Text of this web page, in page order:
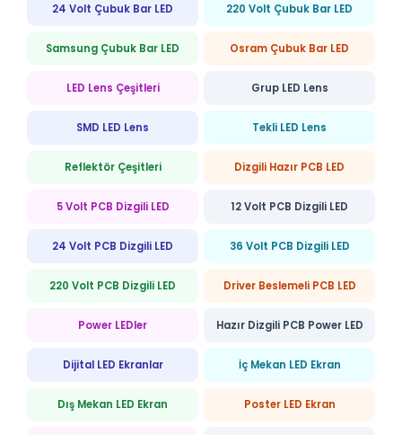
24 Volt Çubuk Bar LED 220 Volt Çubuk Bar LED
Samsung Çubuk Bar LED Osram Çubuk Bar LED
LED Lens Çeşitleri Grup LED Lens
SMD LED Lens Tekli LED Lens
Reflektör Çeşitleri Dizgili Hazır PCB LED
5 Volt PCB Dizgili LED 12 Volt PCB Dizgili LED
24 Volt PCB Dizgili LED 36 Volt PCB Dizgili LED
220 Volt PCB Dizgili LED Driver Beslemeli PCB LED
Power LEDler Hazır Dizgili PCB Power LED
Dijital LED Ekranlar İç Mekan LED Ekran
Dış Mekan LED Ekran Poster LED Ekran